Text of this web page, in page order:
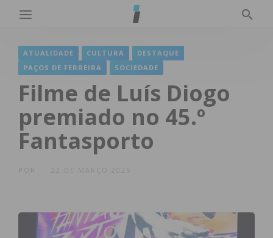
ATUALIDADE CULTURA
DESTAQUE
PAÇOS DE FERREIRA
SOCIEDADE
Filme de Luís Diogo
premiado no 45.º
Fantasporto
22 DE MARÇO 2025